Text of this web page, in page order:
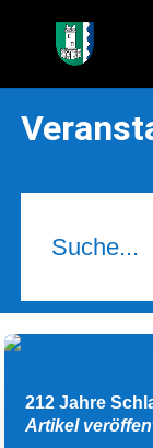
212 Jahre
Artikel